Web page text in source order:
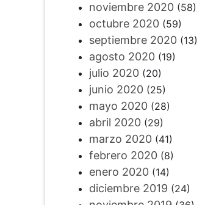
noviembre 2020(58)
octubre 2020(59)
septiembre 2020(13)
agosto 2020(19)
julio 2020(20)
junio 2020(25)
mayo 2020(28)
abril 2020(29)
marzo 2020(41)
febrero 2020(8)
enero 2020(14)
diciembre 2019 (24)